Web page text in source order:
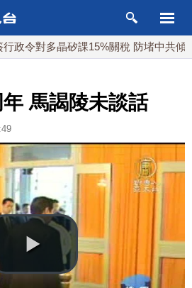
對多晶矽課15%關稅 防堵中共傾銷
馬謁陵未談話